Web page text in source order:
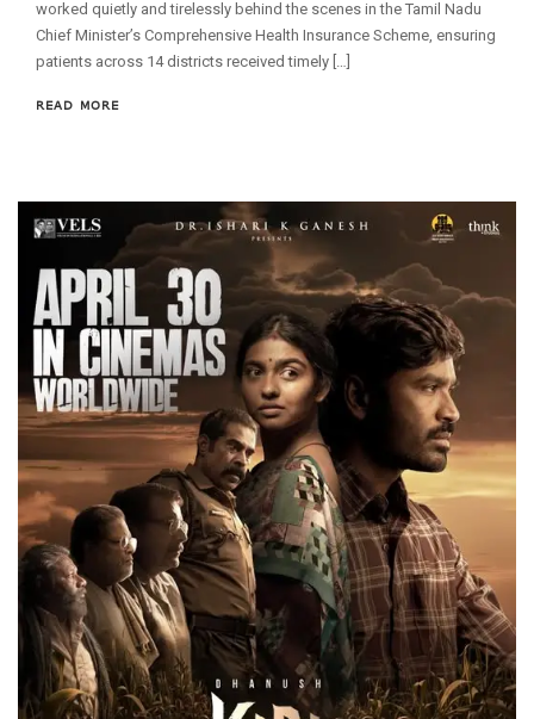
worked quietly and tirelessly behind the scenes in the Tamil Nadu
Chief Minister’s Comprehensive Health Insurance Scheme, ensuring
patients across 14 districts received timely […]
READ MORE